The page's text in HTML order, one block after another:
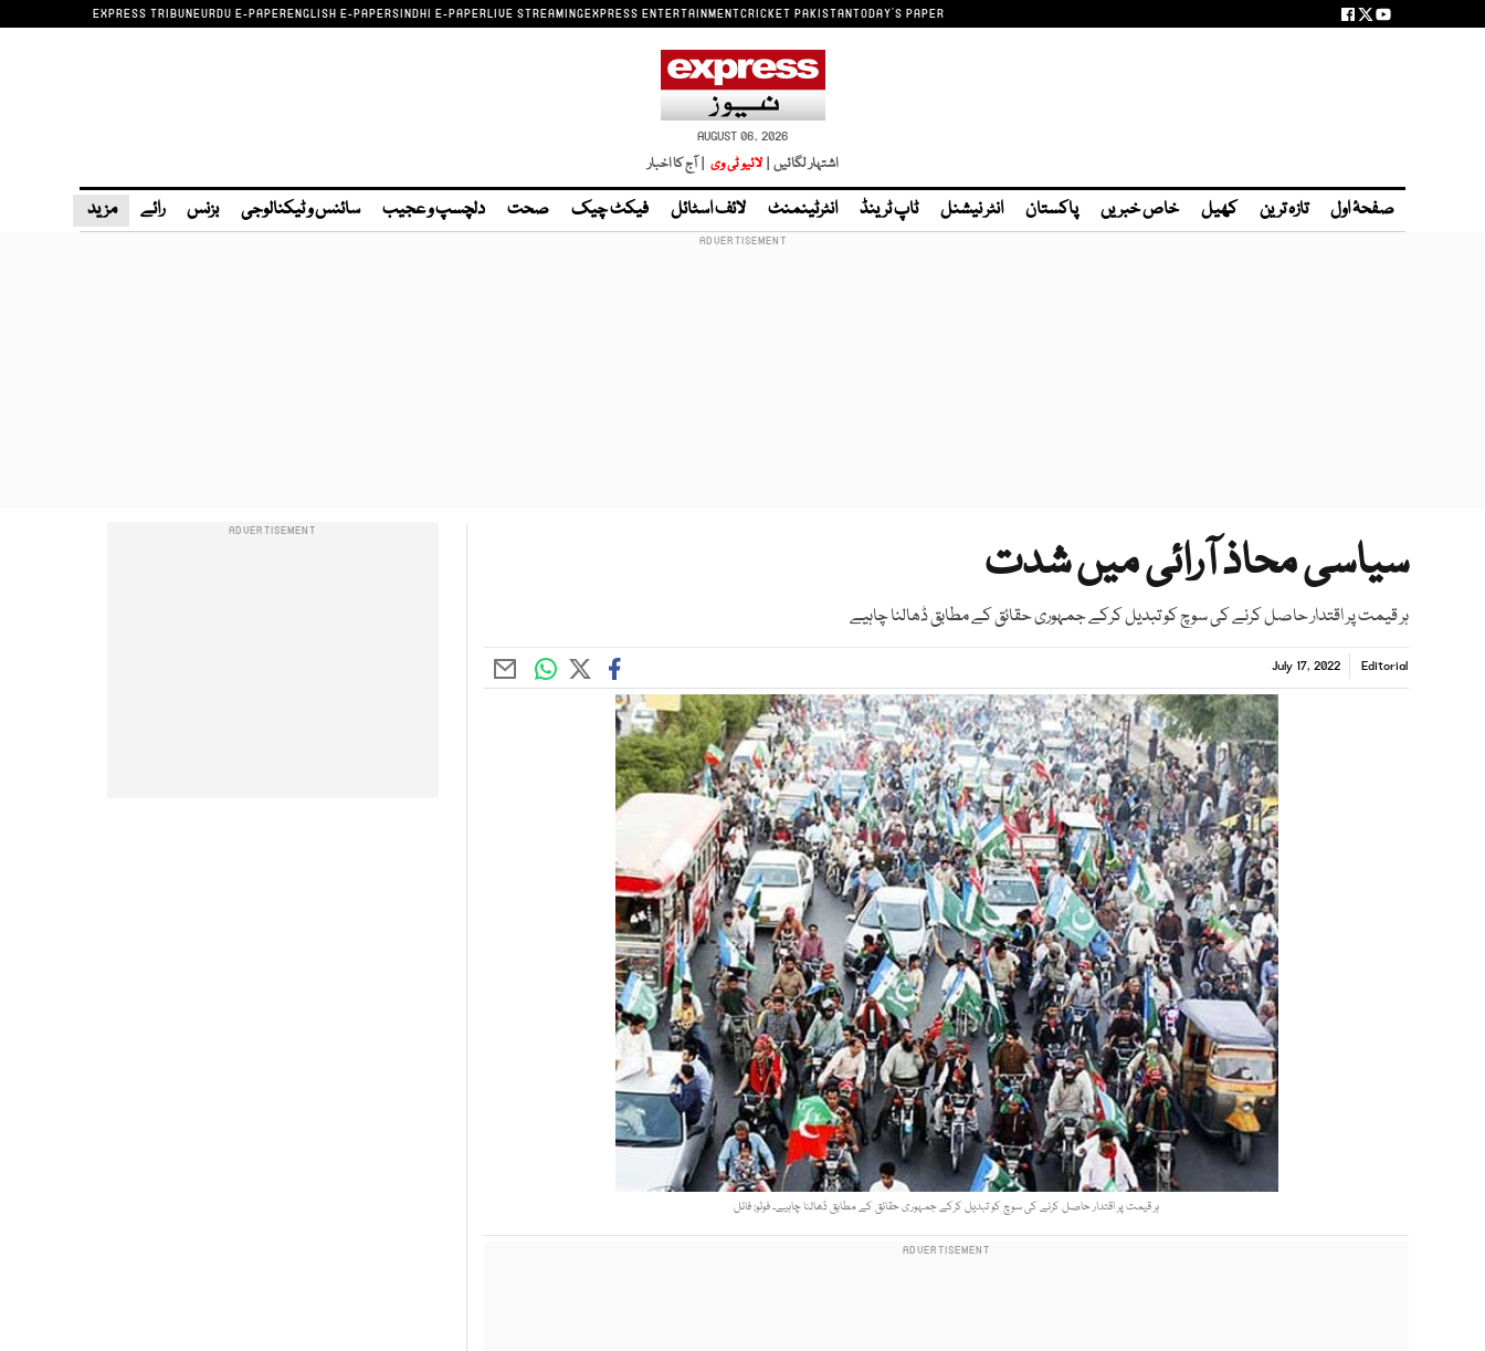
EXPRESS TRIBUNEURDU E-PAPERENGLISH E-PAPERSINDHI E-PAPERLIVE STREAMINGEXPRESS ENTERTAINMENTCRICKET PAKISTANTODAY'S PAPER
AUGUST 06, 2026
اشتہار لگائیں | لائیو ٹی وی | آج کا اخبار
صفحۂ اول تازہ ترین کھیل خاص خبریں پاکستان انٹر نیشنل ٹاپ ٹرینڈ انٹرٹینمنٹ لائف اسٹائل فیکٹ چیک صحت دلچسپ و عجیب سائنس و ٹیکنالوجی بزنس رائے مزید
سیاسی محاذ آرائی میں شدت
ہر قیمت پر اقتدار حاصل کرنے کی سوچ کو تبدیل کرکے جمہوری حقائق کے مطابق ڈھالنا چاہیے
Editorial
July 17, 2022
ہر قیمت پر اقتدار حاصل کرنے کی سوچ کو تبدیل کرکے جمہوری حقائق کے مطابق ڈھالنا چاہیے۔ فوٹو: فائل